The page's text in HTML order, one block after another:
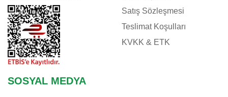
Satış Sözleşmesi
Teslimat Koşulları
KVKK & ETK
SOSYAL MEDYA